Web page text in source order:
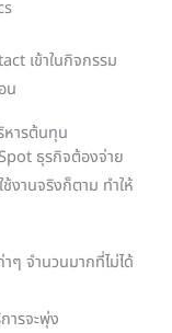
เข้าในกิจกรรม
น
หารต้นทุน
ธุรกิจต้องจ่าย
งานจริงก็ตาม ทำให้
าๆ จำนวนมากที่ไม่ได้
ารจะพุ่ง